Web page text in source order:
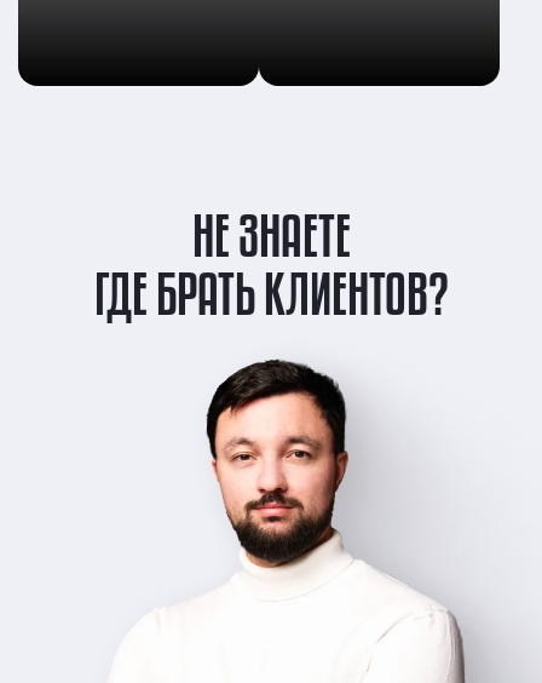
ГДЕ БРАТЬ КЛИЕНТОВ?
НЕ ЗНАЕТЕ